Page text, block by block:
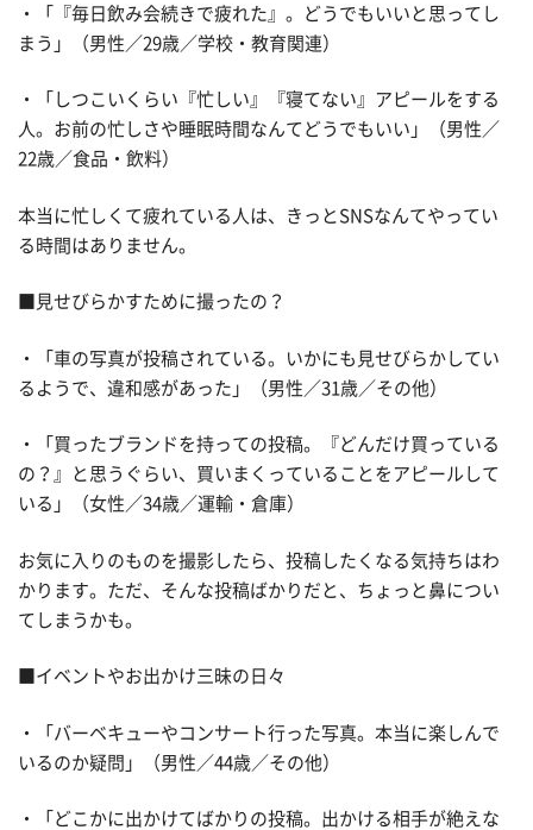
・「『毎日飲み会続きで疲れた』。どうでもいいと思ってし
まう」（男性／29歳／学校・教育関連）
・「しつこいくらい『忙しい』『寝てない』アピールをする
人。お前の忙しさや睡眠時間なんてどうでもいい」（男性／
22歳／食品・飲料）
本当に忙しくて疲れている人は、きっとSNSなんてやってい
る時間はありません。
■見せびらかすために撮ったの？
・「車の写真が投稿されている。いかにも見せびらかしてい
るようで、違和感があった」（男性／31歳／その他）
・「買ったブランドを持っての投稿。『どんだけ買っている
の？』と思うぐらい、買いまくっていることをアピールして
いる」（女性／34歳／運輸・倉庫）
お気に入りのものを撮影したら、投稿したくなる気持ちはわ
かります。ただ、そんな投稿ばかりだと、ちょっと鼻につい
てしまうかも。
■イベントやお出かけ三昧の日々
・「バーベキューやコンサート行った写真。本当に楽しんで
いるのか疑問」（男性／44歳／その他）
・「どこかに出かけてばかりの投稿。出かける相手が絶えな